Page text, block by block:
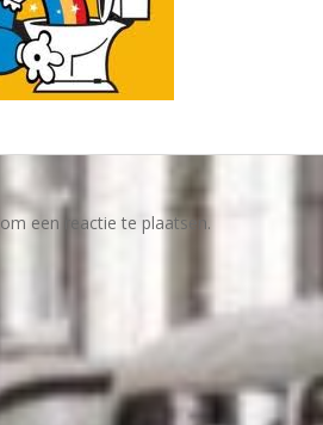
om een reactie te plaatsen.